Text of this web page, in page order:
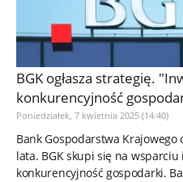
BGK ogłasza strategię.
konkurencyjność
Poniedziałek, 7 kwietnia 2025 (14:40)
Bank Gospodarstwa Krajowego
lata. BGK skupi się na
konkurencyjność gospodarki.